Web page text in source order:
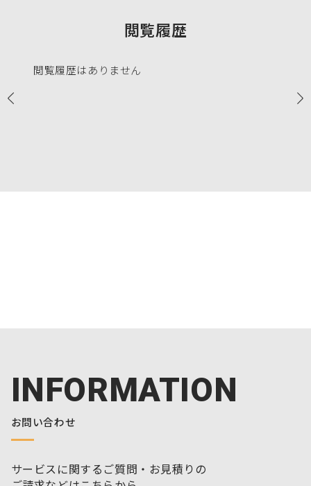
閲覧履歴
閲覧履歴はありません
INFORMATION
お問い合わせ
サービスに関するご質問・お見積りの